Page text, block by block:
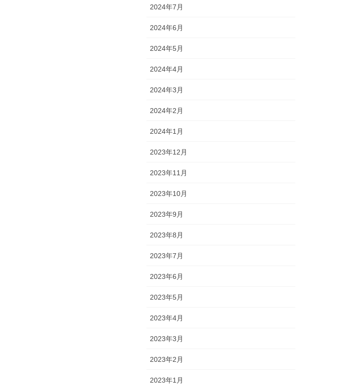
2024年7月
2024年6月
2024年5月
2024年4月
2024年3月
2024年2月
2024年1月
2023年12月
2023年11月
2023年10月
2023年9月
2023年8月
2023年7月
2023年6月
2023年5月
2023年4月
2023年3月
2023年2月
2023年1月